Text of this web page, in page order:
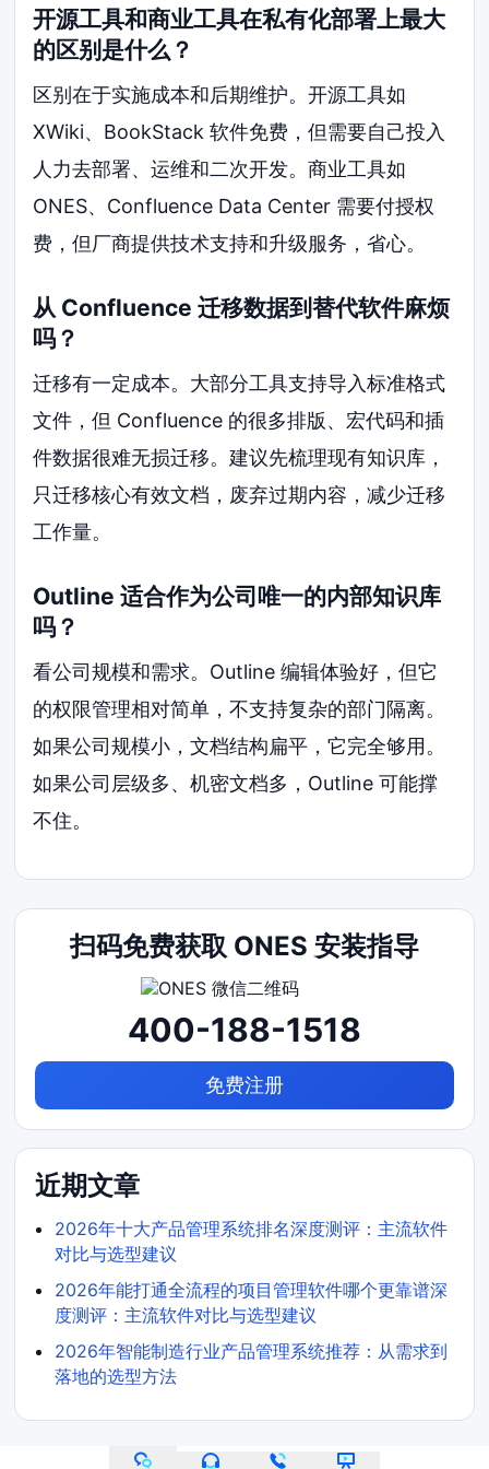
开源工具和商业工具在私有化部署上最大
的区别是什么？
区别在于实施成本和后期维护。开源工具如
XWiki、BookStack 软件免费，但需要自己投入
人力去部署、运维和二次开发。商业工具如
ONES、Confluence Data Center 需要付授权
费，但厂商提供技术支持和升级服务，省心。
从 Confluence 迁移数据到替代软件麻烦
吗？
迁移有一定成本。大部分工具支持导入标准格式
文件，但 Confluence 的很多排版、宏代码和插
件数据很难无损迁移。建议先梳理现有知识库，
只迁移核心有效文档，废弃过期内容，减少迁移
工作量。
Outline 适合作为公司唯一的内部知识库
吗？
看公司规模和需求。Outline 编辑体验好，但它
的权限管理相对简单，不支持复杂的部门隔离。
如果公司规模小，文档结构扁平，它完全够用。
如果公司层级多、机密文档多，Outline 可能撑
不住。
扫码免费获取 ONES 安装指导
400-188-1518
免费注册
近期文章
2026年十大产品管理系统排名深度测评：主流软件
对比与选型建议
2026年能打通全流程的项目管理软件哪个更靠谱深
度测评：主流软件对比与选型建议
2026年智能制造行业产品管理系统推荐：从需求到
落地的选型方法